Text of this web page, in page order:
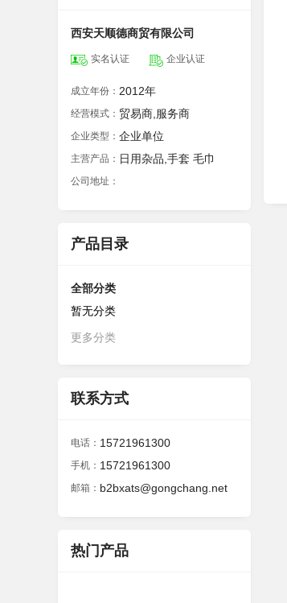
西安天顺德商贸有限公司
实名认证 企业认证
成立年份： 2012年
经营模式： 贸易商,服务商
企业类型： 企业单位
主营产品： 日用杂品,手套 毛巾
公司地址：
产品目录
全部分类
暂无分类
更多分类
联系方式
电话： 15721961300
手机： 15721961300
邮箱： b2bxats@gongchang.net
热门产品